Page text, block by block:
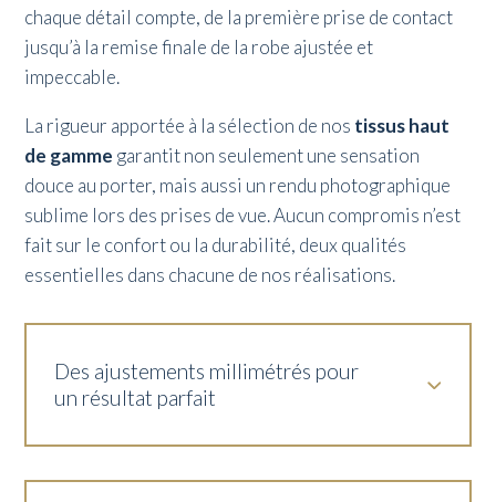
chaque détail compte, de la première prise de contact
jusqu’à la remise finale de la robe ajustée et
impeccable.
La rigueur apportée à la sélection de nos tissus haut
de gamme garantit non seulement une sensation
douce au porter, mais aussi un rendu photographique
sublime lors des prises de vue. Aucun compromis n’est
fait sur le confort ou la durabilité, deux qualités
essentielles dans chacune de nos réalisations.
Des ajustements millimétrés pour
un résultat parfait